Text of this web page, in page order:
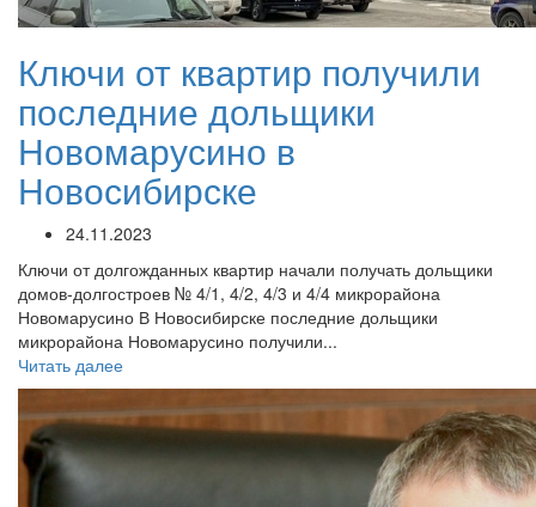
Ключи от квартир получили
последние дольщики
Новомарусино в
Новосибирске
24.11.2023
Ключи от долгожданных квартир начали получать дольщики
домов-долгостроев № 4/1, 4/2, 4/3 и 4/4 микрорайона
Новомарусино В Новосибирске последние дольщики
микрорайона Новомарусино получили...
Читать далее